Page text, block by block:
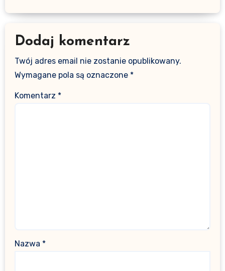
Dodaj komentarz
Twój adres email nie zostanie opublikowany.
Wymagane pola są oznaczone *
Komentarz *
Nazwa *